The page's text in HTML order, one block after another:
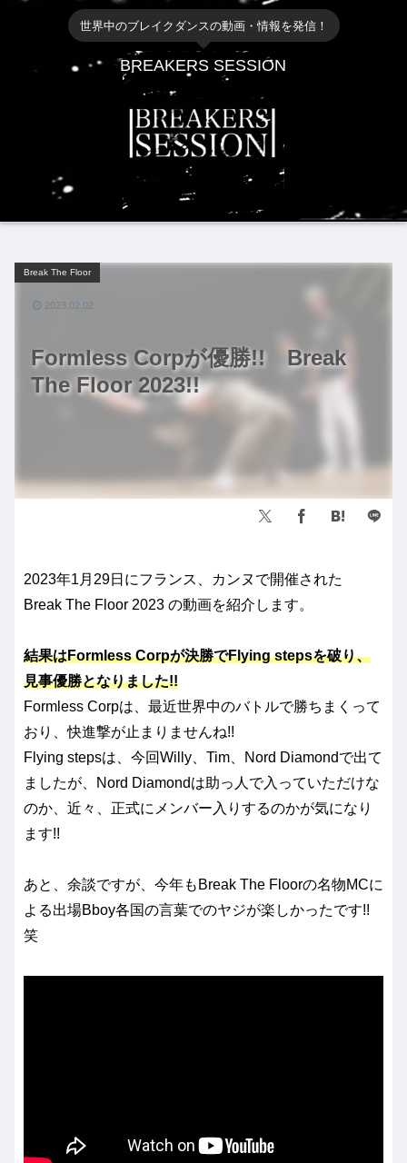
世界中のブレイクダンスの動画・情報を発信！
BREAKERS SESSION
Formless Corpが優勝!! Break
The Floor 2023!!
Break The Floor
2023.02.02
2023年1月29日にフランス、カンヌで開催された
Break The Floor 2023 の動画を紹介します。
結果はFormless Corpが決勝でFlying stepsを破り、
見事優勝となりました!!
Formless Corpは、最近世界中のバトルで勝ちまくって
おり、快進撃が止まりませんね!!
Flying stepsは、今回Willy、Tim、Nord Diamondで出て
ましたが、Nord Diamondは助っ人で入っていただけな
のか、近々、正式にメンバー入りするのかが気になり
ます!!
あと、余談ですが、今年もBreak The Floorの名物MCに
よる出場Bboy各国の言葉でのヤジが楽しかったです!!
笑